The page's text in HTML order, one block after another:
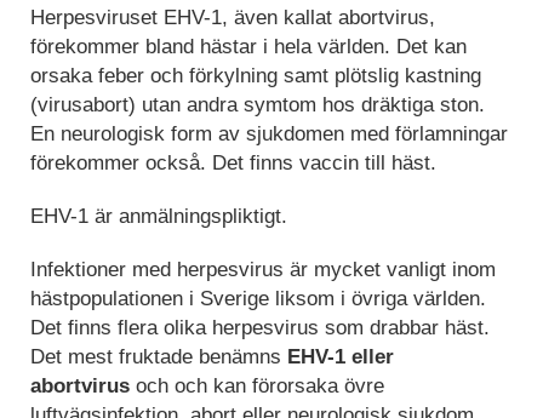
Herpesviruset EHV-1, även kallat abortvirus,
förekommer bland hästar i hela världen. Det kan
orsaka feber och förkylning samt plötslig kastning
(virusabort) utan andra symtom hos dräktiga ston.
En neurologisk form av sjukdomen med förlamningar
förekommer också. Det finns vaccin till häst.
EHV-1 är anmälningspliktigt.
Infektioner med herpesvirus är mycket vanligt inom
hästpopulationen i Sverige liksom i övriga världen.
Det finns flera olika herpesvirus som drabbar häst.
Det mest fruktade benämns EHV-1 eller
abortvirus och och kan förorsaka övre